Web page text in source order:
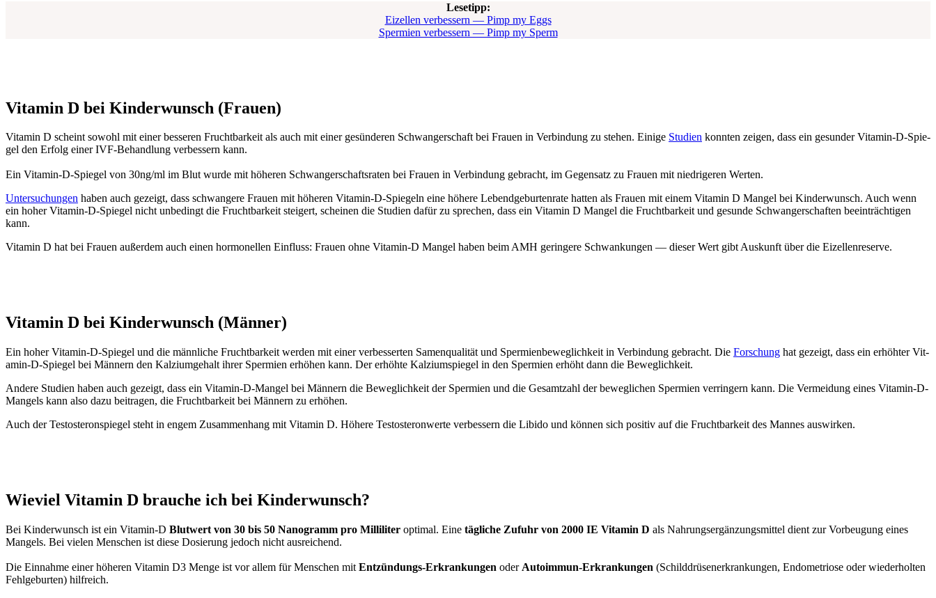
Lese­tipp:
Eizel­len ver­bes­sern — Pimp my Eggs
Sper­mi­en ver­bes­sern — Pimp my Sperm
Vit­amin D bei Kin­der­wunsch (Frau­en)
Vit­amin D scheint sowohl mit einer bes­se­ren Frucht­bar­keit als auch mit einer gesün­de­ren Schwan­ger­schaft bei Frau­en in Ver­bin­dung zu ste­hen. Eini­ge Stu­di­en konn­ten zei­gen, dass ein gesun­der Vit­amin-D-Spie­
gel den Erfolg einer IVF-Behand­lung ver­bes­sern kann.
Ein Vit­amin-D-Spie­gel von 30ng/ml im Blut wur­de mit höhe­ren Schwan­ger­schafts­ra­ten bei Frau­en in Ver­bin­dung gebracht, im Gegen­satz zu Frau­en mit nied­ri­ge­ren Wer­ten.
Unter­su­chun­gen haben auch gezeigt, dass schwan­ge­re Frau­en mit höhe­ren Vit­amin-D-Spie­geln eine höhe­re Lebend­ge­bur­ten­ra­te hat­ten als Frau­en mit einem Vit­amin D Man­gel bei Kin­der­wunsch. Auch wenn
ein hoher Vit­amin-D-Spie­gel nicht unbe­dingt die Frucht­bar­keit stei­gert, schei­nen die Stu­di­en dafür zu spre­chen, dass ein Vit­amin D Man­gel die Frucht­bar­keit und gesun­de Schwan­ger­schaf­ten beein­träch­ti­gen
kann.
Vit­amin D hat bei Frau­en außer­dem auch einen hor­mo­nel­len Ein­fluss: Frau­en ohne Vitamin‑D Man­gel haben beim AMH gerin­ge­re Schwan­kun­gen — die­ser Wert gibt Aus­kunft über die Eizel­len­re­ser­ve.
Vit­amin D bei Kin­der­wunsch (Män­ner)
Ein hoher Vit­amin-D-Spie­gel und die männ­li­che Frucht­bar­keit wer­den mit einer ver­bes­ser­ten Samen­qua­li­tät und Sper­mi­en­be­weg­lich­keit in Ver­bin­dung gebracht. Die For­schung hat gezeigt, dass ein erhöh­ter Vit­
amin-D-Spie­gel bei Män­nern den Kal­zi­um­ge­halt ihrer Sper­mi­en erhö­hen kann. Der erhöh­te Kal­zi­um­spie­gel in den Sper­mi­en erhöht dann die Beweg­lich­keit.
Ande­re Stu­di­en haben auch gezeigt, dass ein Vit­amin-D-Man­gel bei Män­nern die Beweg­lich­keit der Sper­mi­en und die Gesamt­zahl der beweg­li­chen Sper­mi­en ver­rin­gern kann. Die Ver­mei­dung eines Vit­amin-D-
Man­gels kann also dazu bei­tra­gen, die Frucht­bar­keit bei Män­nern zu erhö­hen.
Auch der Tes­to­ste­ron­spie­gel steht in engem Zusam­men­hang mit Vit­amin D. Höhe­re Tes­to­ste­ron­wer­te ver­bes­sern die Libi­do und kön­nen sich posi­tiv auf die Frucht­bar­keit des Man­nes aus­wir­ken.
Wie­viel Vit­amin D brau­che ich bei Kin­der­wunsch?
Bei Kin­der­wunsch ist ein Vitamin‑D Blut­wert von 30 bis 50 Nano­gramm pro Mil­li­li­ter opti­mal. Eine täg­li­che Zufuhr von 2000 IE Vit­amin D als Nah­rungs­er­gän­zungs­mit­tel dient zur Vor­beu­gung eines
Man­gels. Bei vie­len Men­schen ist die­se Dosie­rung jedoch nicht aus­rei­chend.
Die Ein­nah­me einer höhe­ren Vit­amin D3 Men­ge ist vor allem für Men­schen mit Ent­zün­dungs-Erkran­kun­gen oder Auto­im­mun-Erkran­kun­gen (Schild­drü­sen­er­kran­kun­gen, Endo­me­trio­se oder wie­der­hol­ten
Fehl­ge­bur­ten) hilf­reich.